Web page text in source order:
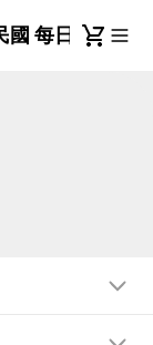
國 每日3GB +